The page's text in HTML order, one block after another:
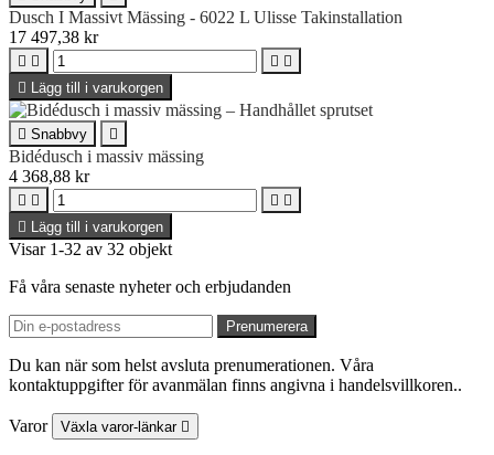
Dusch I Massivt Mässing - 6022 L Ulisse Takinstallation
17 497,38 kr
   
 Lägg till i varukorgen
 Snabbvy 
Bidédusch i massiv mässing
4 368,88 kr
   
 Lägg till i varukorgen
Visar 1-32 av 32 objekt
Få våra senaste nyheter och erbjudanden
Du kan när som helst avsluta prenumerationen. Våra
kontaktuppgifter för avanmälan finns angivna i handelsvillkoren..
Varor Växla varor-länkar 